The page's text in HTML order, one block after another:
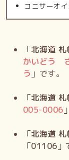
コニサーオ
「北海道
かいどう
う 」です。
「北海道
005-0006
「北海道 札
「01106 」